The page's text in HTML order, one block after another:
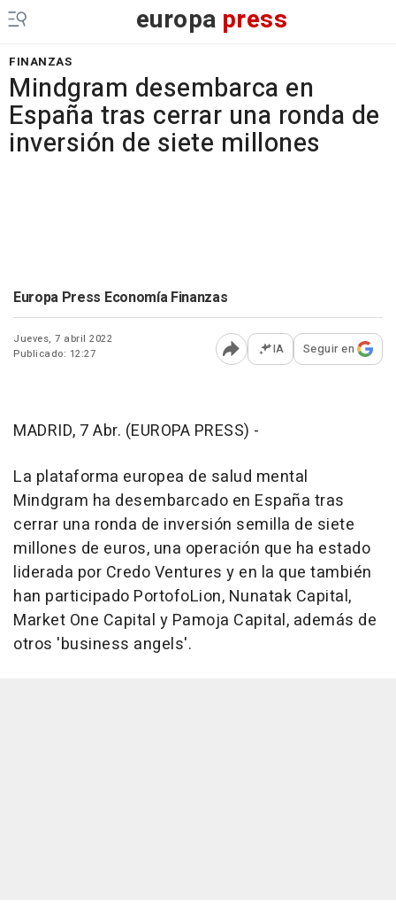
europa press
FINANZAS
Mindgram desembarca en
España tras cerrar una ronda de
inversión de siete millones
Europa Press Economía Finanzas
Jueves, 7 abril 2022
Publicado: 12:27
Abrir opciones para
IA Seguir en
MADRID, 7 Abr. (EUROPA PRESS) -
La plataforma europea de salud mental
Mindgram ha desembarcado en España tras
cerrar una ronda de inversión semilla de siete
millones de euros, una operación que ha estado
liderada por Credo Ventures y en la que también
han participado PortofoLion, Nunatak Capital,
Market One Capital y Pamoja Capital, además de
otros 'business angels'.